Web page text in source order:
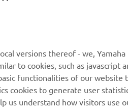
Yamaha Music
Yamaha Motor Global
versions thereof - we,
to cookies, such as javascript
functionalities of our website
cookies to generate user
us understand how visitors use